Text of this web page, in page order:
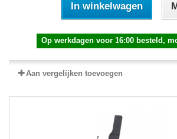
In winkelwagen
Op werkdagen voor 16:00 besteld,
Aan vergelijken toevoegen